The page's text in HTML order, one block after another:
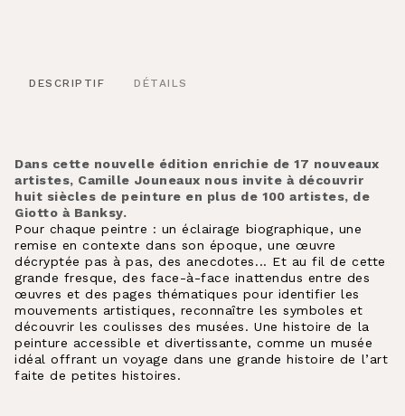
DESCRIPTIF DÉTAILS
Dans cette nouvelle édition enrichie de 17 nouveaux
artistes, Camille Jouneaux nous invite à découvrir
huit siècles de peinture en plus de 100 artistes, de
Giotto à Banksy.
Pour chaque peintre : un éclairage biographique, une
remise en contexte dans son époque, une œuvre
décryptée pas à pas, des anecdotes... Et au fil de cette
grande fresque, des face-à-face inattendus entre des
œuvres et des pages thématiques pour identifier les
mouvements artistiques, reconnaître les symboles et
découvrir les coulisses des musées. Une histoire de la
peinture accessible et divertissante, comme un musée
idéal offrant un voyage dans une grande histoire de l’art
faite de petites histoires.